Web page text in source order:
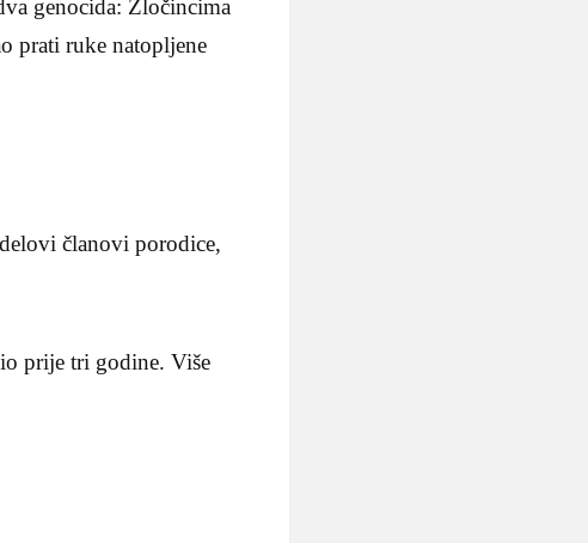
genocida: Zločincima
prati ruke natopljene
članovi porodice,
prije tri godine. Više